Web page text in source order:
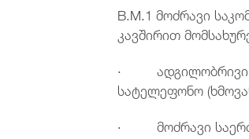
B.M.1 მოძრავი
კავშირით
· ადგილობრივი და
სატელეფონო
· მოძრავი